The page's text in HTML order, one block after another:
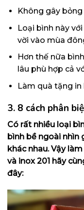
Không gây
Loại bình này
vời vào mùa
Hơn thế nữa
lâu phù hợp cả
Làm quà tặng in
3. 8 cách phân
Có rất nhiều loại
bình bề ngoài nhìn
khác nhau. Vậy
và inox 201 hãy
đây: